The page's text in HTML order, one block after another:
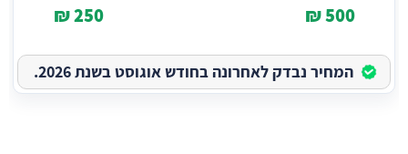
500 ₪
250 ₪
המחיר נבדק לאחרונה בחודש אוגוסט בשנת 2026.